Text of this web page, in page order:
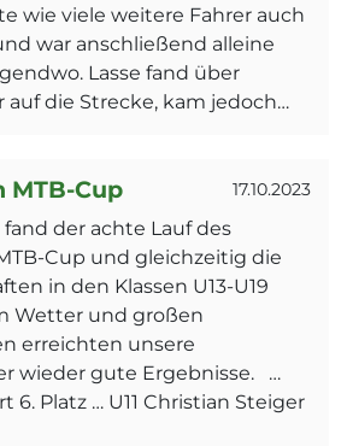
wie viele weitere Fahrer auch
war anschließend alleine
Lasse fand über
die Strecke, kam jedoch…
17.10.2023
MTB-Cup
der achte Lauf des
Cup und gleichzeitig die
in den Klassen U13-U19
Wetter und großen
erreichten unsere
wieder gute Ergebnisse. …
6. Platz … U11 Christian Steiger